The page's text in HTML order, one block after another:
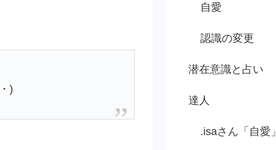
)
自愛
認識の変更
潜在意識と占い
達人
.isaさん「自愛」